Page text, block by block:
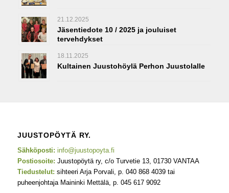
21.12.2025
Jäsentiedote 10 / 2025 ja jouluiset
tervehdykset
18.11.2025
Kultainen Juustohöylä Perhon Juustolalle
JUUSTOPÖYTÄ RY.
Sähköposti: info@juustopoyta.fi
Postiosoite: Juustopöytä ry, c/o Turvetie 13, 01730 VANTAA
Tiedustelut: sihteeri Arja Porvali, p. 040 868 4039 tai
puheenjohtaja Maininki Mettälä, p. 045 617 9092